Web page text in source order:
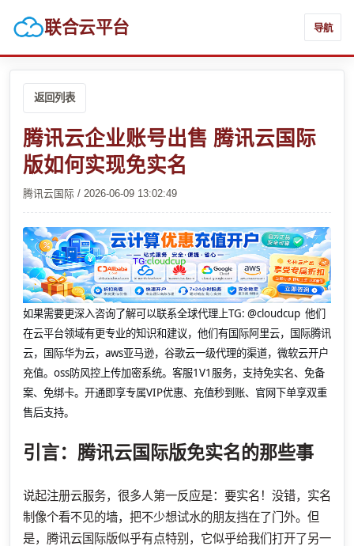
联合云平台 导航
返回列表
腾讯云企业账号出售 腾讯云国际
版如何实现免实名
腾讯云国际 / 2026-06-09 13:02:49
如果需要更深入咨询了解可以联系全球代理上TG: @cloudcup 他们
在云平台领域有更专业的知识和建议，他们有国际阿里云，国际腾讯
云，国际华为云，aws亚马逊，谷歌云一级代理的渠道，微软云开户
充值。oss防风控上传加密系统。客服1V1服务，支持免实名、免备
案、免绑卡。开通即享专属VIP优惠、充值秒到账、官网下单享双重
售后支持。
引言：腾讯云国际版免实名的那些事
说起注册云服务，很多人第一反应是：要实名！没错，实名
制像个看不见的墙，把不少想试水的朋友挡在了门外。但
是，腾讯云国际版似乎有点特别，它似乎给我们打开了另一